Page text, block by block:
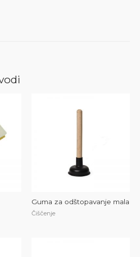
Guma za odštopavanje mala
Čiščenje